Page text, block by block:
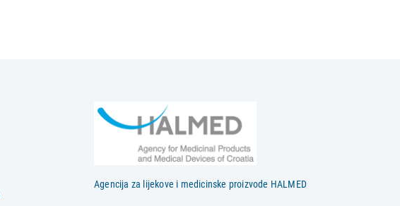
Agencija za lijekove i medicinske proizvode HALMED